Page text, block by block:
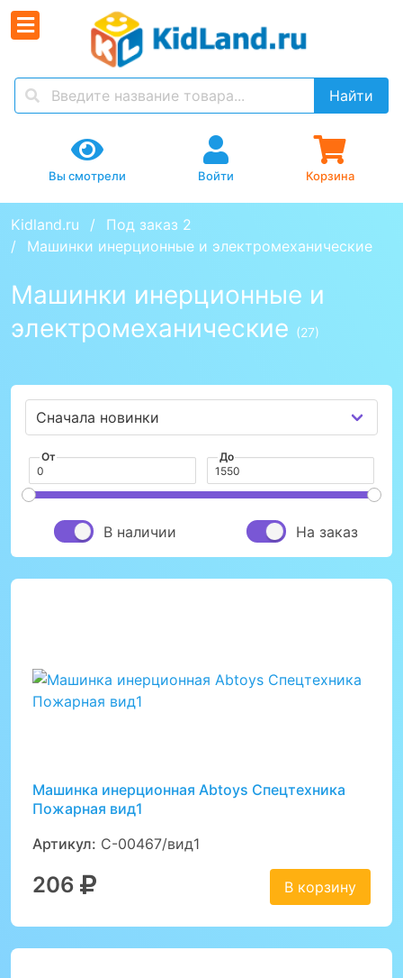
Найти
Вы смотрели Войти Корзина
Kidland.ru
Под заказ 2
Машинки инерционные и электромеханические
Машинки инерционные и
электромеханические (27)
От До
В наличии На заказ
Машинка инерционная Abtoys Спецтехника
Пожарная вид1
Артикул: C-00467/вид1
206 В корзину